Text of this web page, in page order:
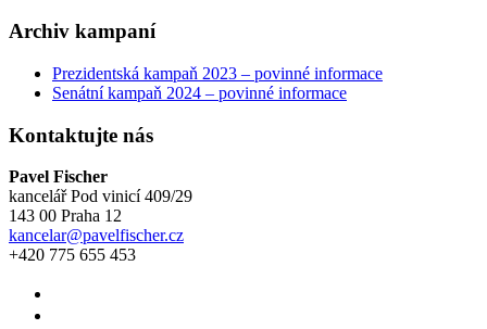
Archiv kampaní
Prezidentská kampaň 2023 – povinné informace
Senátní kampaň 2024 – povinné informace
Kontaktujte nás
Pavel Fischer
kancelář Pod vinicí 409/29
143 00 Praha 12
kancelar@pavelfischer.cz
+420 775 655 453